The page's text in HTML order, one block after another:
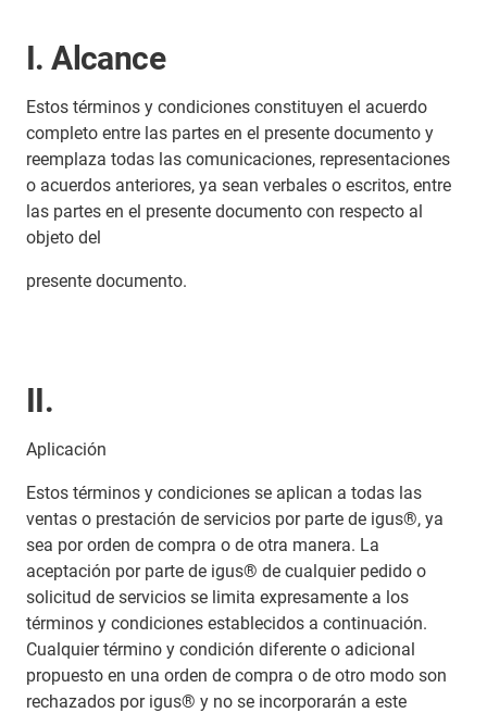
I. Alcance
Estos términos y condiciones constituyen el acuerdo
completo entre las partes en el presente documento y
reemplaza todas las comunicaciones, representaciones
o acuerdos anteriores, ya sean verbales o escritos, entre
las partes en el presente documento con respecto al
objeto del
presente documento.
II.
Aplicación
Estos términos y condiciones se aplican a todas las
ventas o prestación de servicios por parte de igus®, ya
sea por orden de compra o de otra manera. La
aceptación por parte de igus® de cualquier pedido o
solicitud de servicios se limita expresamente a los
términos y condiciones establecidos a continuación.
Cualquier término y condición diferente o adicional
propuesto en una orden de compra o de otro modo son
rechazados por igus® y no se incorporarán a este